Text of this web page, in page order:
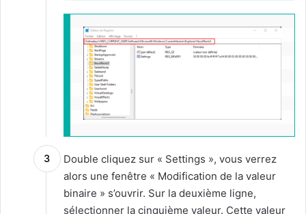
Double cliquez sur « Settings », vous verrez
alors une fenêtre « Modification de la valeur
binaire » s’ouvrir. Sur la deuxième ligne,
sélectionner la cinquième valeur. Cette valeur